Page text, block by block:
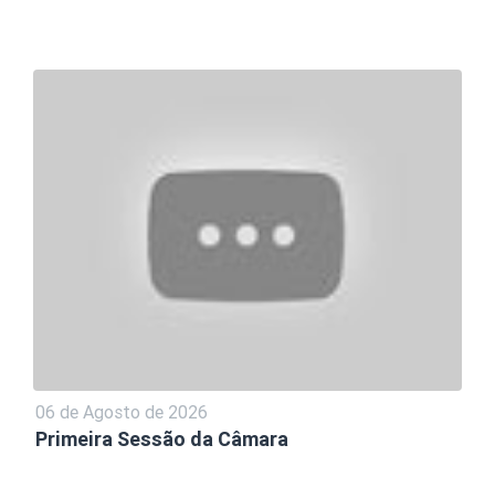
06 de Agosto de 2026
Primeira Sessão da Câmara